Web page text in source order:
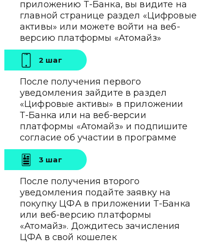
приложению Т-Банка, вы видите на
главной странице раздел «Цифровые
активы» или можете войти на веб-
версию платформы «Атомайз»
2 шаг
После получения первого
уведомления зайдите в раздел
«Цифровые активы» в приложении
Т-Банка или на веб-версии
платформы «Атомайз» и подпишите
согласие об участии в программе
3 шаг
После получения второго
уведомления подайте заявку на
покупку ЦФА в приложении Т-Банка
или веб-версию платформы
«Атомайз». Дождитесь зачисления
ЦФА в свой кошелек